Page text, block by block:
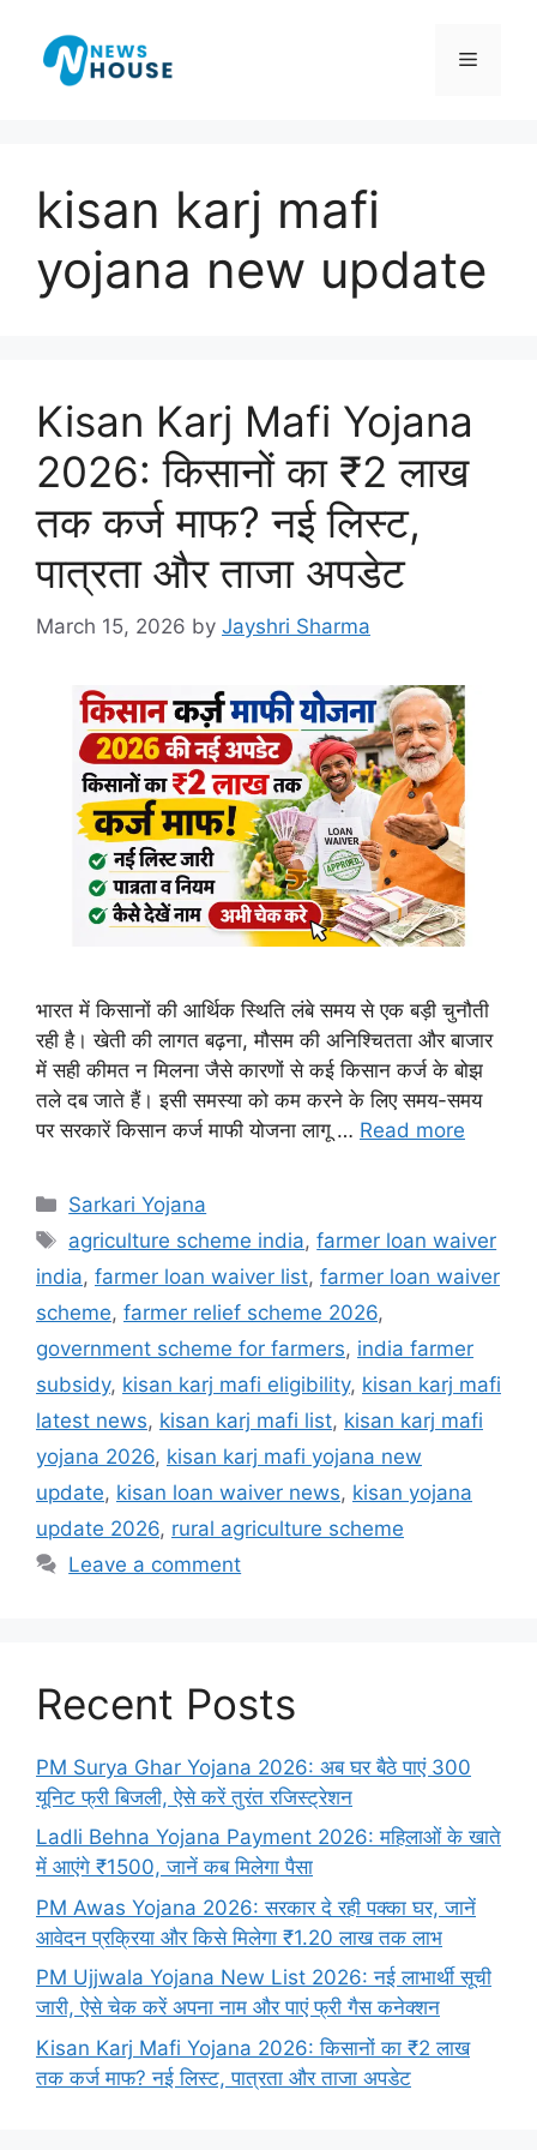
content
Menu
kisan karj mafi
yojana new update
Kisan Karj Mafi Yojana
2026: किसानों का ₹2 लाख
तक कर्ज माफ? नई लिस्ट,
पात्रता और ताजा अपडेट
March 15, 2026 by Jayshri Sharma
भारत में किसानों की आर्थिक स्थिति लंबे समय से एक बड़ी चुनौती
रही है। खेती की लागत बढ़ना, मौसम की अनिश्चितता और बाजार
में सही कीमत न मिलना जैसे कारणों से कई किसान कर्ज के बोझ
तले दब जाते हैं। इसी समस्या को कम करने के लिए समय-समय
पर सरकारें किसान कर्ज माफी योजना लागू … Read more
Categories
Sarkari Yojana
Tags
agriculture scheme india,farmer loan waiver
india, farmer loan waiver list, farmer loan waiver
scheme, farmer relief scheme 2026,
government scheme for farmers, india farmer
subsidy, kisan karj mafi eligibility, kisan karj mafi
latest news, kisan karj mafi list, kisan karj mafi
yojana 2026, kisan karj mafi yojana new
update, kisan loan waiver news, kisan yojana
update 2026, rural agriculture scheme
Leave a comment
Recent Posts
PM Surya Ghar Yojana 2026: अब घर बैठे पाएं 300
यूनिट फ्री बिजली, ऐसे करें तुरंत रजिस्ट्रेशन
Ladli Behna Yojana Payment 2026: महिलाओं के खाते
में आएंगे ₹1500, जानें कब मिलेगा पैसा
PM Awas Yojana 2026: सरकार दे रही पक्का घर, जानें
आवेदन प्रक्रिया और किसे मिलेगा ₹1.20 लाख तक लाभ
PM Ujjwala Yojana New List 2026: नई लाभार्थी सूची
जारी, ऐसे चेक करें अपना नाम और पाएं फ्री गैस कनेक्शन
Kisan Karj Mafi Yojana 2026: किसानों का ₹2 लाख
तक कर्ज माफ? नई लिस्ट, पात्रता और ताजा अपडेट